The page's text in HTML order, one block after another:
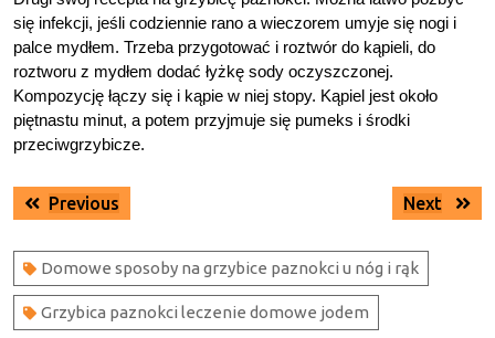
się infekcji, jeśli codziennie rano a wieczorem umyje się nogi i
palce mydłem. Trzeba przygotować i roztwór do kąpieli, do
roztworu z mydłem dodać łyżkę sody oczyszczonej.
Kompozycję łączy się i kąpie w niej stopy. Kąpiel jest około
piętnastu minut, a potem przyjmuje się pumeks i środki
przeciwgrzybicze.
Nawigacja
wpisu
Previous Next
Next
Domowe sposoby na grzybice paznokci u nóg i rąk
Grzybica paznokci leczenie domowe jodem